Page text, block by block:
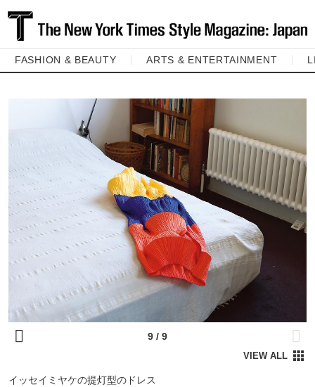
FASHION & BEAUTY ARTS & ENTERTAINMENT
イッセイミヤケの提灯型のドレス